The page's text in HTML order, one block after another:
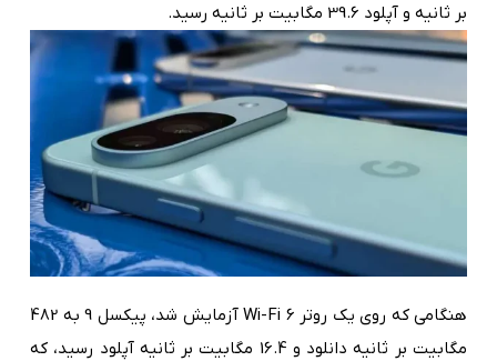
بر ثانیه و آپلود 39.6 مگابیت بر ثانیه رسید.
هنگامی که روی یک روتر Wi-Fi 6 آزمایش شد، پیکسل 9 به 482
مگابیت بر ثانیه دانلود و 16.4 مگابیت بر ثانیه آپلود رسید، که